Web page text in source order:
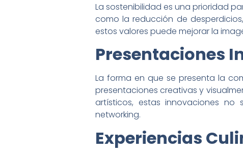
La sostenibilidad es una prioridad
como la reducción de
estos valores puede mejorar la
Presentaciones
La forma en que se presenta la
presentaciones creativas y
artísticos, estas innovaciones
networking.
Experiencias